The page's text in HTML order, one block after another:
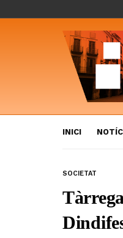
INICI
SOCIETAT